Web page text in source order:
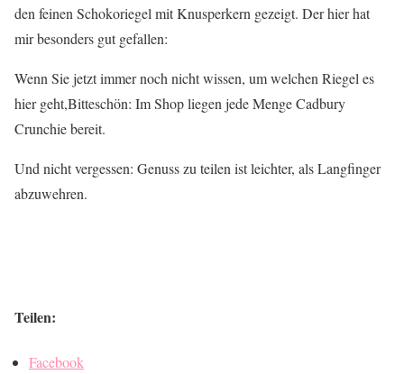
den feinen Schokoriegel mit Knusperkern gezeigt. Der hier hat
mir besonders gut gefallen:
Wenn Sie jetzt immer noch nicht wissen, um welchen Riegel es
hier geht,Bitteschön: Im Shop liegen jede Menge Cadbury
Crunchie bereit.
Und nicht vergessen: Genuss zu teilen ist leichter, als Langfinger
abzuwehren.
Teilen:
Facebook